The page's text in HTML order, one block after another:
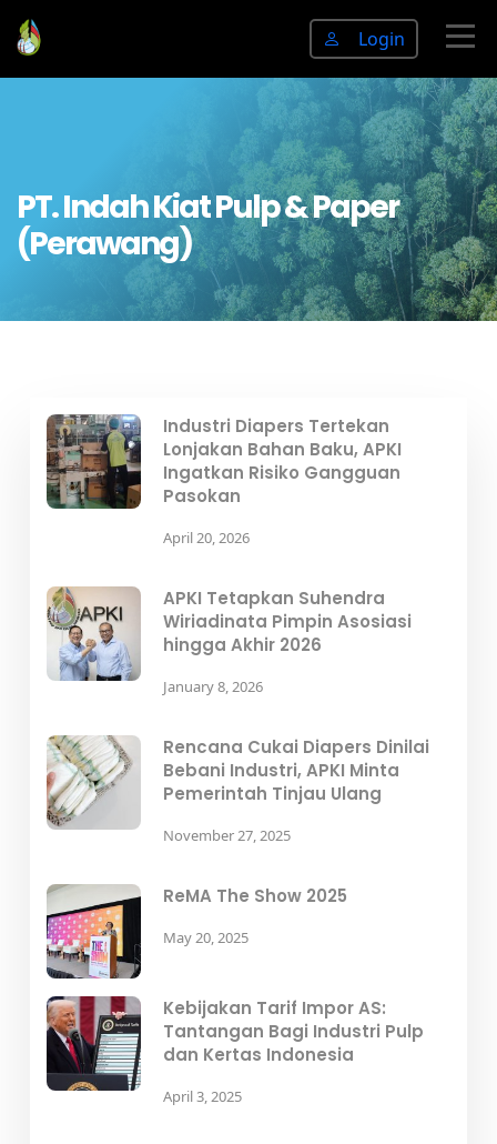
Login
PT. Indah Kiat Pulp & Paper
(Perawang)
Industri Diapers Tertekan
Lonjakan Bahan Baku, APKI
Ingatkan Risiko Gangguan
Pasokan
April 20, 2026
APKI Tetapkan Suhendra
Wiriadinata Pimpin Asosiasi
hingga Akhir 2026
January 8, 2026
Rencana Cukai Diapers Dinilai
Bebani Industri, APKI Minta
Pemerintah Tinjau Ulang
November 27, 2025
ReMA The Show 2025
May 20, 2025
Kebijakan Tarif Impor AS:
Tantangan Bagi Industri Pulp
dan Kertas Indonesia
April 3, 2025